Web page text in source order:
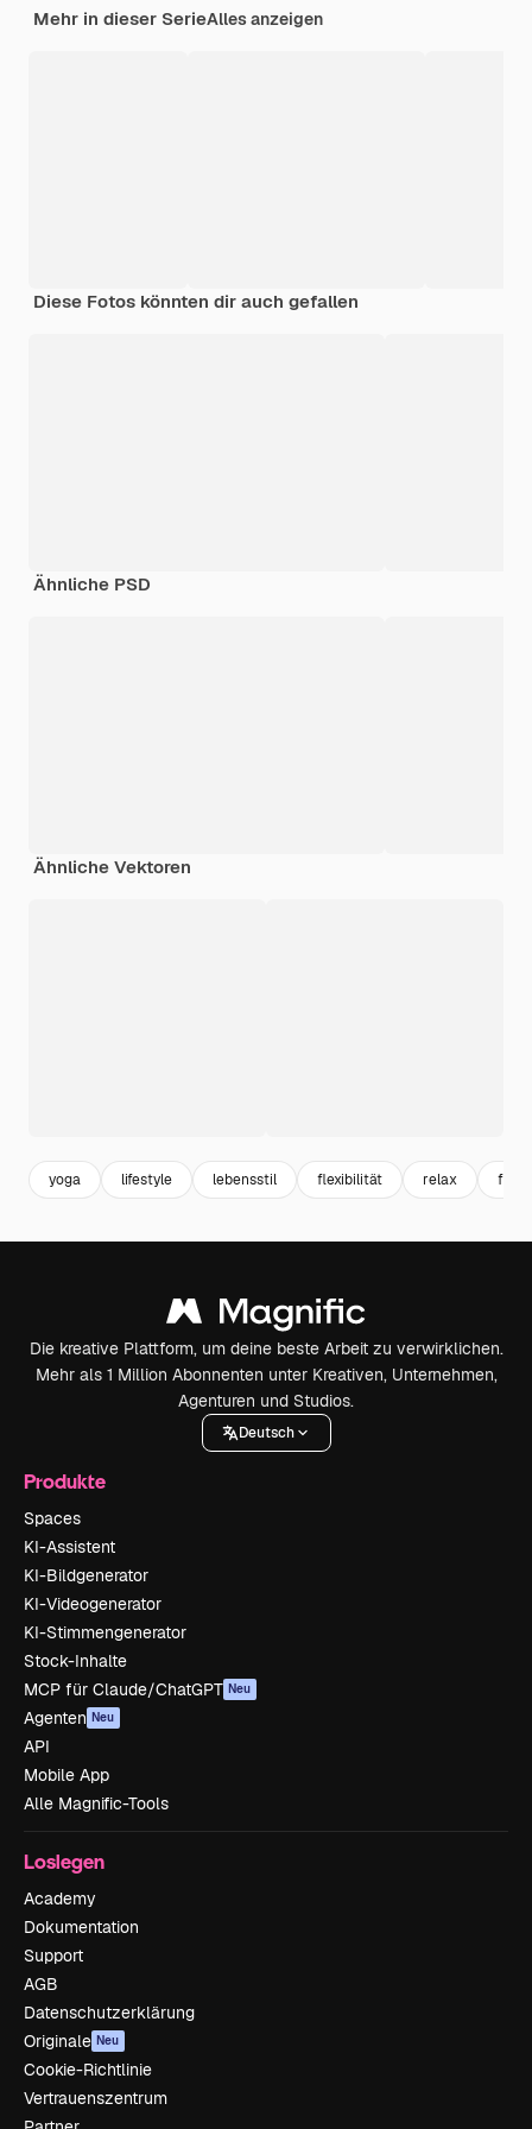
Mehr in dieser SerieAlles anzeigen
Diese Fotos könnten dir auch gefallen
Ähnliche PSD
Ähnliche Vektoren
yoga lifestyle lebensstil flexibilität relax frau
Die kreative Plattform, um deine beste Arbeit zu verwirklichen.
Mehr als 1 Million Abonnenten unter Kreativen, Unternehmen,
Agenturen und Studios.
Deutsch
Produkte
Spaces
KI-Assistent
KI-Bildgenerator
KI-Videogenerator
KI-Stimmengenerator
Stock-Inhalte
MCP für Claude/ChatGPT Neu
Agenten Neu
API
Mobile App
Alle Magnific-Tools
Loslegen
Academy
Dokumentation
Support
AGB
Datenschutzerklärung
Originale Neu
Cookie-Richtlinie
Vertrauenszentrum